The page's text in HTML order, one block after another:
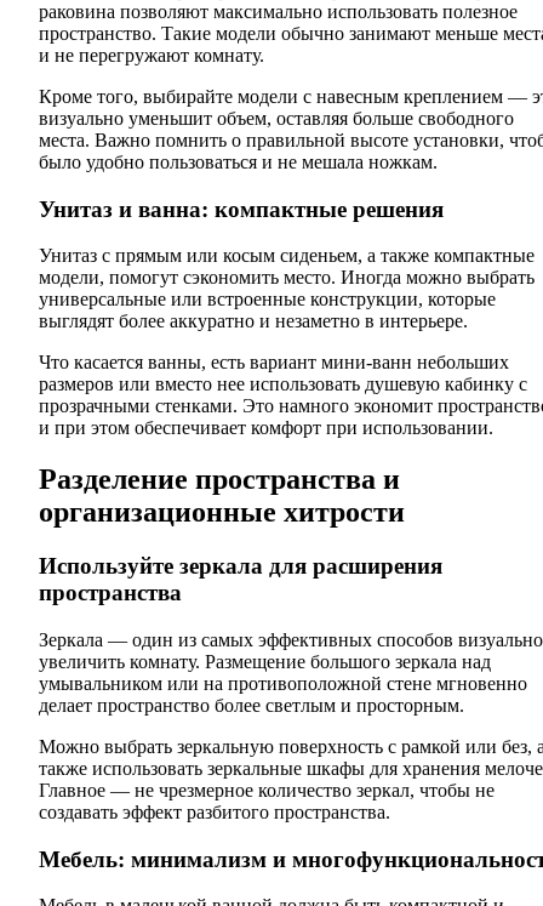
раковина позволяют максимально использовать полезное
пространство. Такие модели обычно занимают меньше
и не перегружают комнату.
Кроме того, выбирайте модели с навесным креплением —
визуально уменьшит объем, оставляя больше свободного
места. Важно помнить о правильной высоте установки,
было удобно пользоваться и не мешала ножкам.
Унитаз и ванна: компактные решения
Унитаз с прямым или косым сиденьем, а также компактные
модели, помогут сэкономить место. Иногда можно выбрать
универсальные или встроенные конструкции, которые
выглядят более аккуратно и незаметно в интерьере.
Что касается ванны, есть вариант мини-ванн небольших
размеров или вместо нее использовать душевую кабинку с
прозрачными стенками. Это намного экономит
и при этом обеспечивает комфорт при использовании.
Разделение пространства и
организационные хитрости
Используйте зеркала для расширения
пространства
Зеркала — один из самых эффективных способов визуально
увеличить комнату. Размещение большого зеркала над
умывальником или на противоположной стене мгновенно
делает пространство более светлым и просторным.
Можно выбрать зеркальную поверхность с рамкой или без,
также использовать зеркальные шкафы для хранения
Главное — не чрезмерное количество зеркал, чтобы не
создавать эффект разбитого пространства.
Мебель: минимализм и